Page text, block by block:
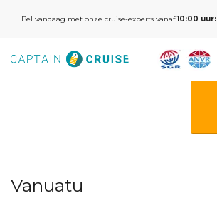
Bel vandaag met onze cruise-experts vanaf10:00 uur:
Vanuatu